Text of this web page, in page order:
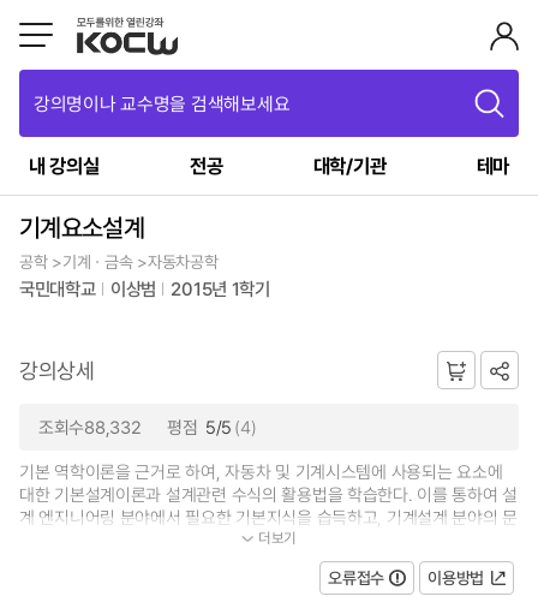
강의명이나 교수명을 검색해보세요
내 강의실 전공 대학/기관 테마
기계요소설계
공학 >기계ㆍ금속 >자동차공학
국민대학교 이상범 2015년 1학기
강의상세
조회수88,332 평점 5/5 (4)
기본 역학이론을 근거로 하여, 자동차 및 기계시스템에 사용되는 요소에
대한 기본설계이론과 설계관련 수식의 활용법을 학습한다. 이를 통하여 설
계 엔지니어링 분야에서 필요한 기본지식을 습득하고, 기계설계 분야의 문
제풀이 능력을 배양하며, 이 과목... 더보기
오류접수 이용방법